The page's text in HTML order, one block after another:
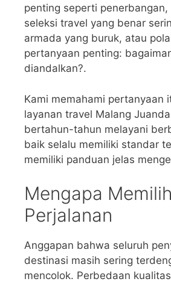
penting seperti
seleksi travel yang benar
armada yang buruk, atau
pertanyaan penting:
diandalkan?.
Kami memahami pertanyaan
layanan travel Malang
bertahun-tahun melayani
baik selalu memiliki standar
memiliki panduan jelas
Mengapa
Perjalanan
Anggapan bahwa seluruh
destinasi masih sering
mencolok. Perbedaan